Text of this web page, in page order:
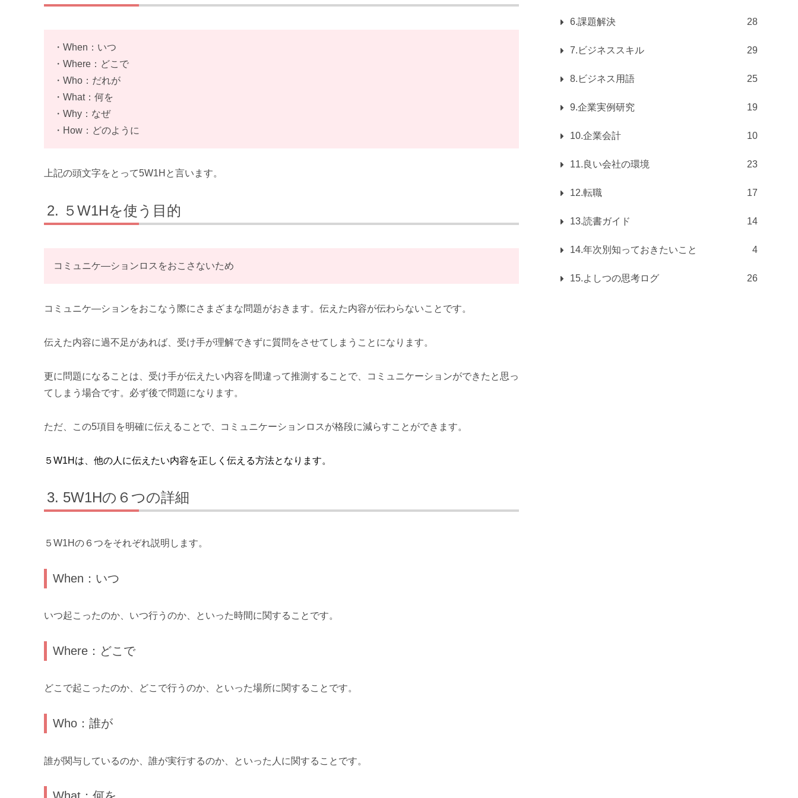
・When：いつ
・Where：どこで
・Who：だれが
・What：何を
・Why：なぜ
・How：どのように
上記の頭文字をとって5W1Hと言います。
５W1Hを使う目的
コミュニケ―ションロスをおこさないため
コミュニケ―ションをおこなう際にさまざまな問題がおきます。伝えた内容が伝わらないことです。
伝えた内容に過不足があれば、受け手が理解できずに質問をさせてしまうことになります。
更に問題になることは、受け手が伝えたい内容を間違って推測することで、コミュニケーションができたと思っ
てしまう場合です。必ず後で問題になります。
ただ、この5項目を明確に伝えることで、コミュニケーションロスが格段に減らすことができます。
５W1Hは、他の人に伝えたい内容を正しく伝える方法となります。
5W1Hの６つの詳細
５W1Hの６つをそれぞれ説明します。
When：いつ
いつ起こったのか、いつ行うのか、といった時間に関することです。
Where：どこで
どこで起こったのか、どこで行うのか、といった場所に関することです。
Who：誰が
誰が関与しているのか、誰が実行するのか、といった人に関することです。
6.課題解決 28
7.ビジネススキル 29
8.ビジネス用語 25
9.企業実例研究 19
10.企業会計 10
11.良い会社の環境 23
12.転職 17
13.読書ガイド 14
14.年次別知っておきたいこと 4
15.よしつの思考ログ 26